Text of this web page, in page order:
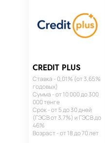
CREDIT PLUS
Ставка - 0,01% (от 3,65%
годовых)
Сумма - от 10 000 до 300
000 тенге
Срок - от 5 до 30 дней
(ГЭСВ от 3,7%) и ГЭСВ до
46%
Возраст - от 18 до 70 лет